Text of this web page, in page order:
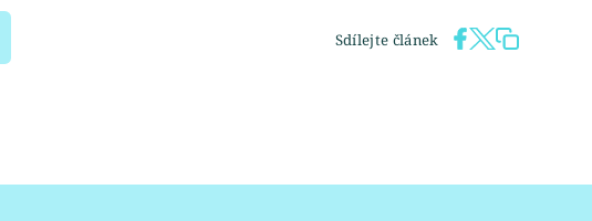
Sdílejte článek